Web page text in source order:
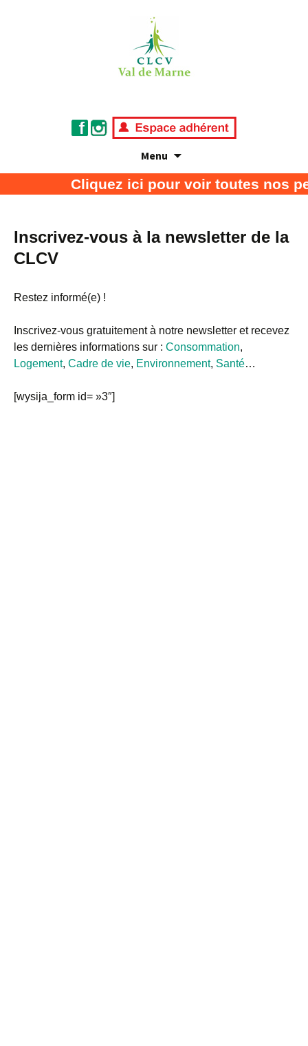
Menu
CLCV Val de Marne
Association de défense des consommateurs
Cliquez ici pour voir toutes nos
Inscrivez-vous à la newsletter de la
CLCV
Restez informé(e) !
Inscrivez-vous gratuitement à notre newsletter et recevez
les dernières informations sur : Consommation,
Logement, Cadre de vie, Environnement, Santé…
[wysija_form id= »3″]